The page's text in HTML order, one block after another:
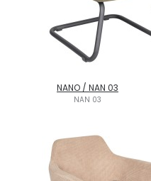
NANO / NAN 03
NAN 03